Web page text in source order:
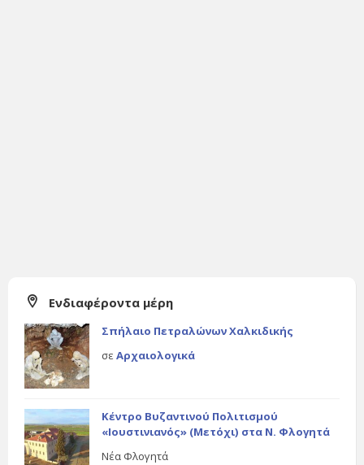
Ενδιαφέροντα μέρη
Σπήλαιο Πετραλώνων Χαλκιδικής
σε Αρχαιολογικά
Κέντρο Βυζαντινού Πολιτισμού
«Ιουστινιανός» (Μετόχι) στα Ν. Φλογητά
Νέα Φλογητά